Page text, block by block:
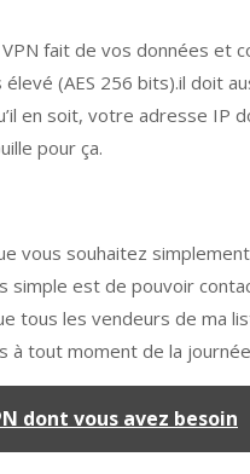
fait de vos données et
(AES 256 bits).il doit
en soit, votre adresse
pour ça.
vous souhaitez
simple est de pouvoir
tous les vendeurs de ma
à tout moment de la
dont vous avez besoin